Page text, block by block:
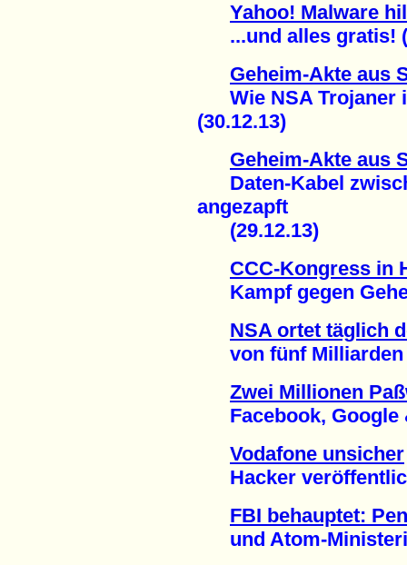
Yahoo! Malware
...und alles gratis!
Geheim-Akte aus
Wie NSA Trojaner
(30.12.13)
Geheim-Akte aus
Daten-Kabel
angezapft
(29.12.13)
CCC-Kongress in
Kampf gegen
NSA ortet täglich
von fünf Milliarden
Zwei Millionen
Facebook, Google
Vodafone unsicher
Hacker
FBI behauptet:
und Atom-